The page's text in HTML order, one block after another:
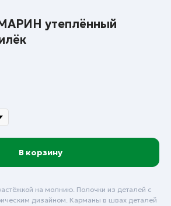
утеплённый
В корзину
на молнию. Полочки из деталей с
дизайном. Карманы в швах деталей